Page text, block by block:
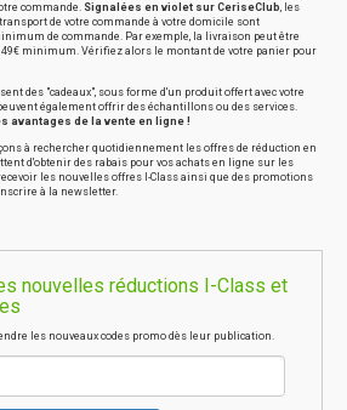
commande. Signalées en violet sur CeriseClub, les
de votre commande à votre domicile sont
de commande. Par exemple, la livraison peut être
minimum. Vérifiez alors le montant de votre panier pour
des "cadeaux", sous forme d'un produit offert avec votre
également offrir des échantillons ou des services.
avantages de la vente en ligne !
à rechercher quotidiennement les offres de réduction en
d'obtenir des rabais pour vos achats en ligne sur les
les nouvelles offres I-Class ainsi que des promotions
à la newsletter.
nouvelles réductions I-Class et
les nouveaux codes promo dès leur publication.